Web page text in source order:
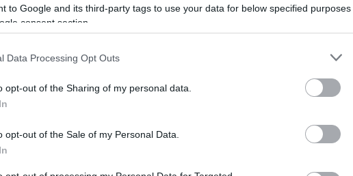
to Google and its third-party tags to use your data for below specified purposes
consent section.
Data Processing Opt Outs
opt-out of the Sharing of my personal data.
opt-out of the Sale of my Personal Data.
Halott Pénz,Pál Utcai Fiúk
BELÉPÉS